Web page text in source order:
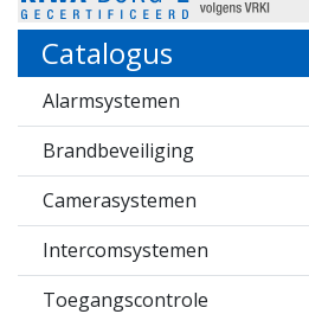
Catalogus
Alarmsystemen
Brandbeveiliging
Camerasystemen
Intercomsystemen
Toegangscontrole